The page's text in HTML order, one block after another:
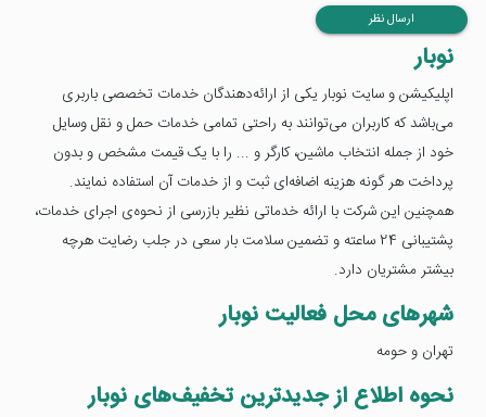
ارسال نظر
نوبار
اپلیکیشن و سایت نوبار یکی از ارائه‌دهندگان خدمات تخصصی باربری
می‌باشد که کاربران می‌توانند به راحتی تمامی خدمات حمل و نقل وسایل
خود از جمله انتخاب ماشین، کارگر و ... را با یک قیمت مشخص و بدون
پرداخت هر گونه هزینه اضافه‌ای ثبت و از خدمات آن استفاده نمایند.
همچنین این شرکت با ارائه خدماتی نظیر بازرسی از نحوه‌ی اجرای خدمات،
پشتیبانی 24 ساعته و تضمین سلامت بار سعی در جلب رضایت هرچه
بیشتر مشتریان دارد.
شهرهای محل فعالیت نوبار
تهران و حومه
نحوه اطلاع از جدیدترین تخفیف‌های نوبار